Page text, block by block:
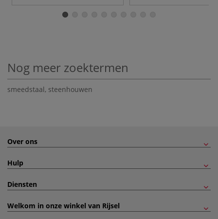
Nog meer zoektermen
smeedstaal, steenhouwen
Over ons
Hulp
Diensten
Welkom in onze winkel van Rijsel